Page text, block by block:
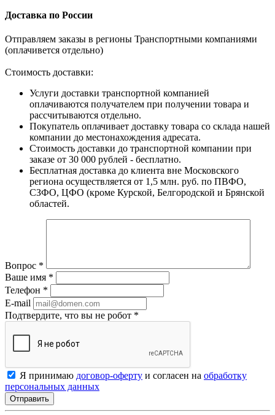
Доставка по России
Отправляем заказы в регионы Транспортными компаниями
(оплачивется отдельно)
Стоимость доставки:
Услуги доставки транспортной компанией
оплачиваются получателем при получении товара и
рассчитываются отдельно.
Покупатель оплачивает доставку товара со склада нашей
компании до местонахождения адресата.
Стоимость доставки до транспортной компании при
заказе от 30 000 рублей - бесплатно.
Бесплатная доставка до клиента вне Московского
региона осуществляется от 1,5 млн. руб. по ПВФО,
СЗФО, ЦФО (кроме Курской, Белгородской и Брянской
областей.
Вопрос *
Ваше имя *
Телефон *
E-mail
Подтвердите, что вы не робот *
Я принимаю договор-оферту и согласен на обработку
персональных данных